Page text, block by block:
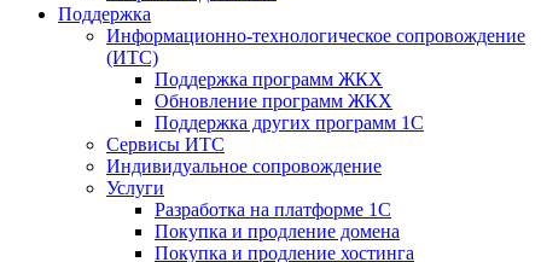
Поддержка
Информационно-технологическое сопровождение
(ИТС)
Поддержка программ ЖКХ
Обновление программ ЖКХ
Поддержка других программ 1С
Сервисы ИТС
Индивидуальное сопровождение
Услуги
Разработка на платформе 1С
Покупка и продление домена
Покупка и продление хостинга